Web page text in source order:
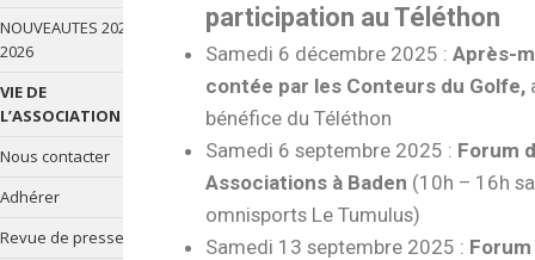
NOUVEAUTES 2025-
2026
VIE DE
L’ASSOCIATION
Nous contacter
Adhérer
Revue de presse
participation au Téléthon
Samedi 6 décembre 2025 : Après-
contée par les Conteurs du Golfe,
bénéfice du Téléthon
Samedi 6 septembre 2025 : Forum
Associations à Baden (10h – 16h
omnisports Le Tumulus)
Samedi 13 septembre 2025 : Forum